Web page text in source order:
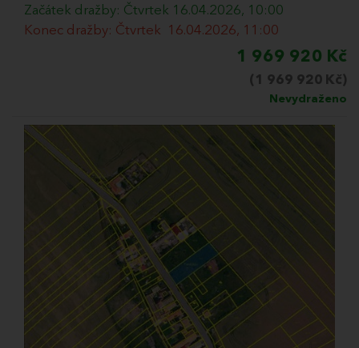
Začátek dražby: Čtvrtek 16.04.2026, 10:00
Konec dražby: Čtvrtek 16.04.2026, 11:00
1 969 920 Kč
(1 969 920 Kč)
Nevydraženo